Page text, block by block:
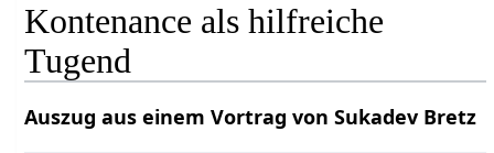
Kontenance als hilfreiche
Tugend
Auszug aus einem Vortrag von Sukadev Bretz